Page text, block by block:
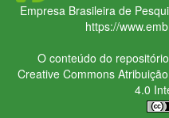
Empresa Brasileira de
https://
O conteúdo do
Creative Commons
4.0